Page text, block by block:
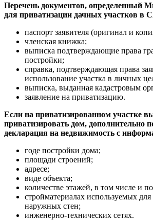
Перечень документов, определенный
для приватизации дачных участков в
паспорт заявителя (оригинал и
членская книжка;
выписка подтверждающие права
постройки;
справка, подтверждающая права
использование участка в личных
выписка, выданная кадастровым
заявление на приватизацию.
Если на приватизированном участке
приватизировать дом, дополнительно
декларация на недвижимость с
годе постройки дома;
площади строений;
адресе;
виде объекта;
количестве этажей, в том числе и
стройматериалах используемых для
наружных стен;
инженерно-технических сетях.